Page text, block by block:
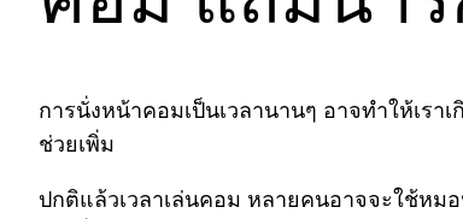
การนั่งหน้าคอมเป็นเวลานานๆ อาจทำให้เร
ช่วยเพิ่ม
ปกติแล้วเวลาเล่นคอม หลายคนอาจจะใช้หม